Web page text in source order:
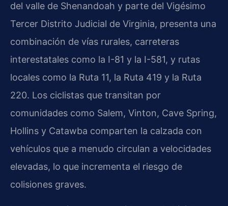
del valle de Shenandoah y parte del Vigésimo
Tercer Distrito Judicial de Virginia, presenta una
combinación de vías rurales, carreteras
interestatales como la I-81 y la I-581, y rutas
locales como la Ruta 11, la Ruta 419 y la Ruta
220. Los ciclistas que transitan por
comunidades como Salem, Vinton, Cave Spring,
Hollins y Catawba comparten la calzada con
vehículos que a menudo circulan a velocidades
elevadas, lo que incrementa el riesgo de
colisiones graves.